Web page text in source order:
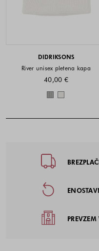
DIDRIKSONS
River unisex pletena kapa
40,00 €
Barve na
Noga strani -